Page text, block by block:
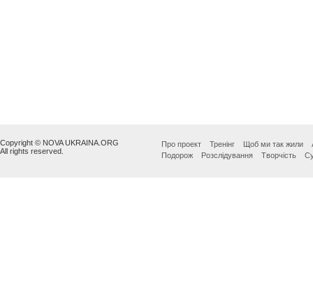
Copyright © NOVA UKRAINA.ORG
All rights reserved.
Про проект Тренінг Щоб ми так жили
Подорож
Розслідування Творчість